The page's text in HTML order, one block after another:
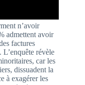
n’avoir
admettent avoir
factures
. L’enquête révèle
car les
dissuadent la
à exagérer les